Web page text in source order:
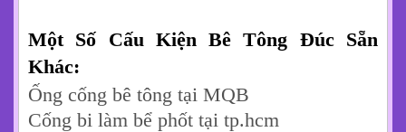
Một Số Cấu Kiện Bê Tông Đúc Sẵn
Khác:
Ống cống bê tông tại MQB
Cống bi làm bể phốt tại tp.hcm